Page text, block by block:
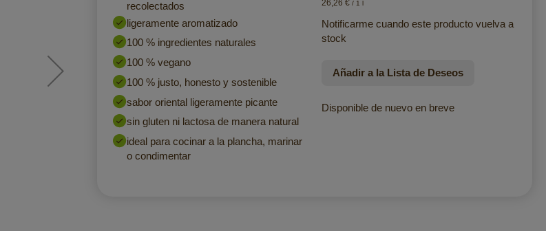
recolectados
ligeramente aromatizado
100 % ingredientes naturales
100 % vegano
100 % justo, honesto y sostenible
sabor oriental ligeramente picante
sin gluten ni lactosa de manera natural
ideal para cocinar a la plancha, marinar
o condimentar
26,26 € / 1 l
Notificarme cuando este producto vuelva a
stock
Añadir a la Lista de Deseos
Disponible de nuevo en breve